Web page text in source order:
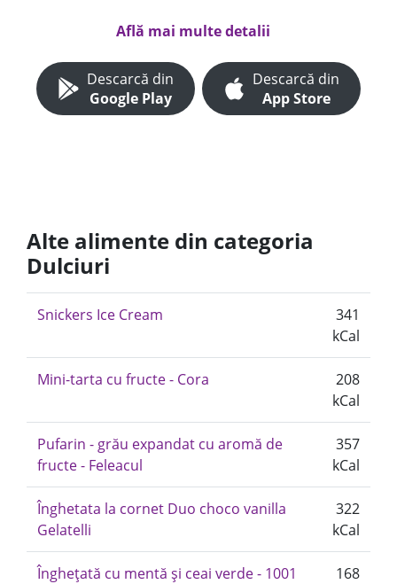
Află mai multe detalii
Descarcă din
Google Play
Descarcă din
App Store
Alte alimente din categoria
Dulciuri
Snickers Ice Cream
341
kCal
Mini-tarta cu fructe - Cora
208
kCal
Pufarin - grău expandat cu aromă de
fructe - Feleacul
357
kCal
Înghetata la cornet Duo choco vanilla
Gelatelli
322
kCal
Înghețată cu mentă și ceai verde - 1001
168